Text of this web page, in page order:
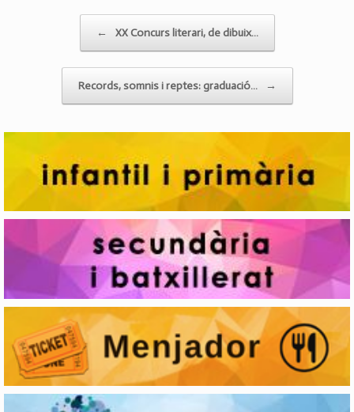
← XX Concurs literari, de dibuix…
Records, somnis i reptes: graduació… →